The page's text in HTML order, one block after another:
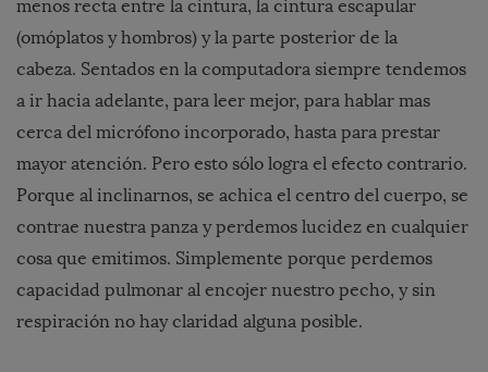
menos recta entre la cintura, la cintura escapular
(omóplatos y hombros) y la parte posterior de la
cabeza. Sentados en la computadora siempre tendemos
a ir hacia adelante, para leer mejor, para hablar mas
cerca del micrófono incorporado, hasta para prestar
mayor atención. Pero esto sólo logra el efecto contrario.
Porque al inclinarnos, se achica el centro del cuerpo, se
contrae nuestra panza y perdemos lucidez en cualquier
cosa que emitimos. Simplemente porque perdemos
capacidad pulmonar al encojer nuestro pecho, y sin
respiración no hay claridad alguna posible.